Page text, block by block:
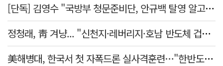
[단독] 김영수 "국방부 청문준비단, 안규백 탈영 알고있었다"
정청래, 靑 겨냥... "신천지·레버리지·호남 반도체 겁박 사과하라"
美해병대, 한국서 첫 자폭드론 실사격훈련…"한반도 지형 학습"